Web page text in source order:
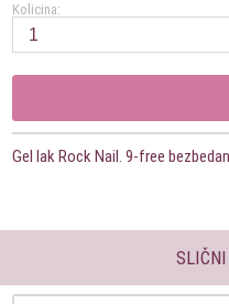
Kolicina:
Gel lak Rock Nail. 9-free